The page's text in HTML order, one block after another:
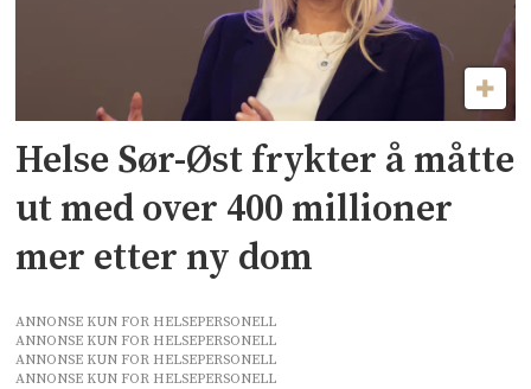
Helse Sør-Øst frykter å måtte
ut med over 400 millioner
mer etter ny dom
ANNONSE KUN FOR HELSEPERSONELL
ANNONSE KUN FOR HELSEPERSONELL
ANNONSE KUN FOR HELSEPERSONELL
ANNONSE KUN FOR HELSEPERSONELL